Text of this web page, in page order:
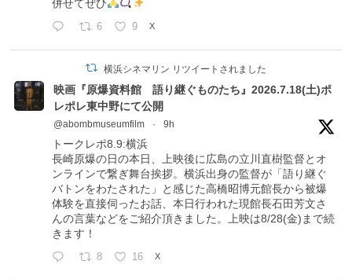
併せてぜひ
6 9 X
横浜シネマリン リツイートされました
映画『原爆資料館 語り継ぐものたち』2026.7.18(土)ポ
レポレ東中野にて公開
@abombmuseumfilm · 9h
トークレポ8.9:横浜
長崎原爆の日の本日、上映後に広島の立川直樹監督とオ
ンラインで繋ぎ舞台挨拶。横浜出身の監督が「語り継ぐ
バトンをわたされた」と感じた高橋昭博元館長から被爆
体験を直接伺ったお話、本日行われた現館長石田芳文さ
んの言葉などをご紹介頂きました。上映は8/28(金)まで続
きます！
8 16 X